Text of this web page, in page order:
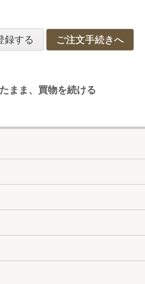
録する ご注文手続きへ
まま、買物を続ける